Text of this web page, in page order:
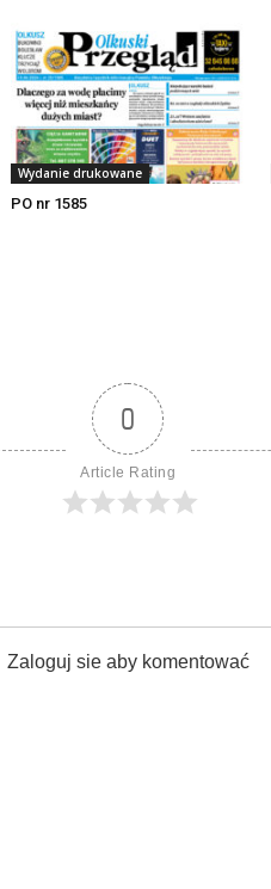
Wydanie drukowane
PO nr 1585
0
Article Rating
Zaloguj sie aby komentować